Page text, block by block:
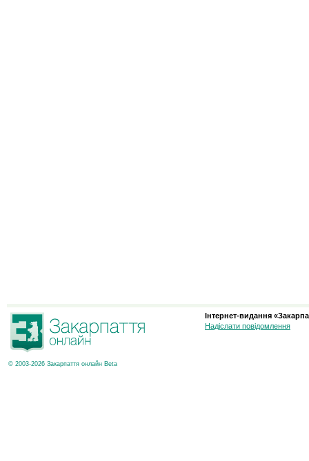
© 2003-2026 Закарпаття онлайн Beta
Інтернет-видання
Надіслати повідомлення